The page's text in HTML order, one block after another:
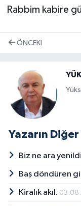
Rabbim kabire
ÖNCEKI
Yazarın Diğer
Biz ne ara
Baş döndüren
Kiralık akıl.